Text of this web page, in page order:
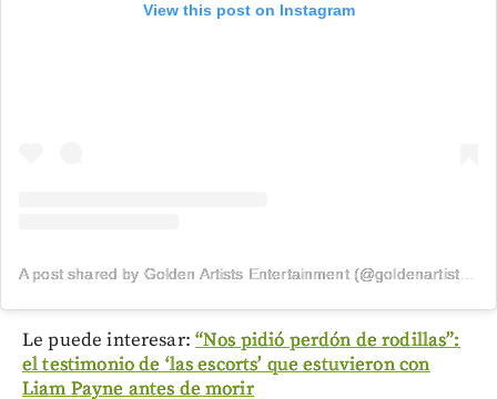
View this post on Instagram
Le puede interesar: “Nos pidió perdón de rodillas”:
el testimonio de ‘las escorts’ que estuvieron con
Liam Payne antes de morir